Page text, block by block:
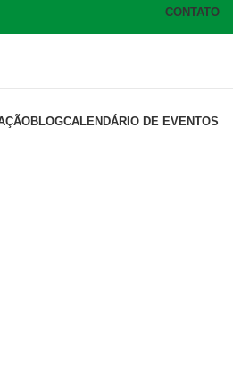
CONTATO
BLOGCALENDÁRIO DE EVENTOS